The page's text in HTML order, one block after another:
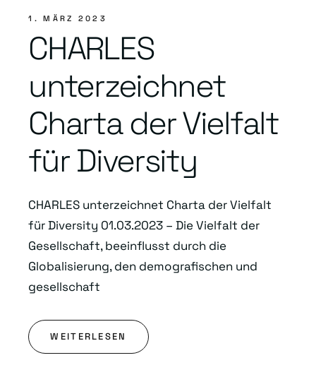
1. MÄRZ 2023
CHARLES
unterzeichnet
Charta der Vielfalt
für Diversity
CHARLES unterzeichnet Charta der Vielfalt
für Diversity 01.03.2023 – Die Vielfalt der
Gesellschaft, beeinflusst durch die
Globalisierung, den demografischen und
gesellschaft
WEITERLESEN